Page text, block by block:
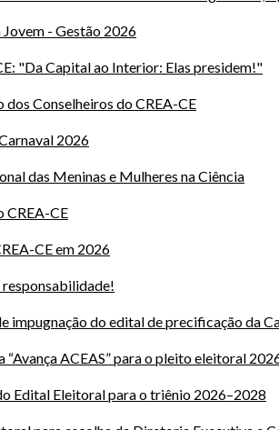
Jovem - Gestão 2026
"Da Capital ao Interior: Elas presidem!"
dos Conselheiros do CREA-CE
2026
das Meninas e Mulheres na Ciência
CREA-CE
CE em 2026
responsabilidade!
impugnação do edital de precificação da
“Avança ACEAS” para o pleito eleitoral
Edital Eleitoral para o triênio 2026–2028